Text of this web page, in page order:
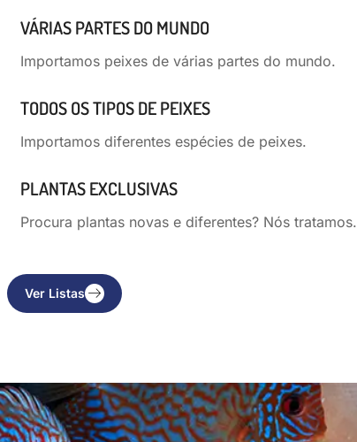
VÁRIAS PARTES DO MUNDO
Importamos peixes de várias partes do mundo.
TODOS OS TIPOS DE PEIXES
Importamos diferentes espécies de peixes.
PLANTAS EXCLUSIVAS
Procura plantas novas e diferentes? Nós tratamos.
Ver Listas